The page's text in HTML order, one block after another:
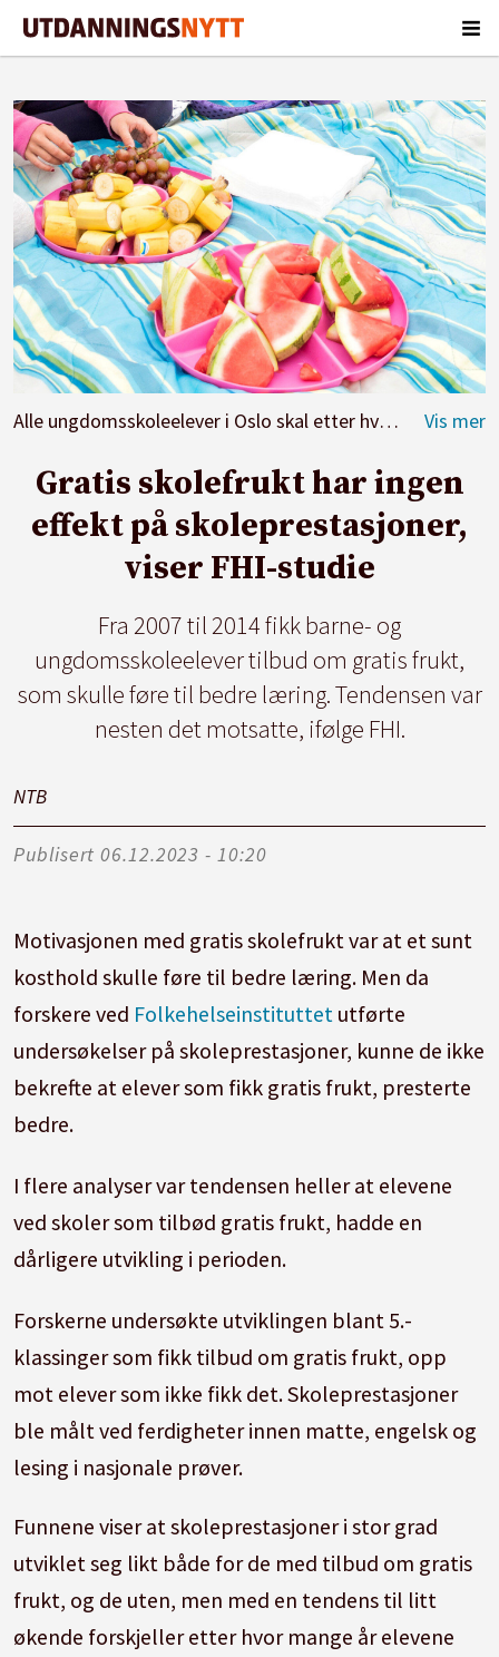
Alle ungdomsskoleelever i Oslo skal etter hvert få tilbud om gratis frukt. Ill. foto: Erik M. Sundt
Gratis skolefrukt har ingen
effekt på skoleprestasjoner,
viser FHI-studie
Fra 2007 til 2014 fikk barne- og
ungdomsskoleelever tilbud om gratis frukt,
som skulle føre til bedre læring. Tendensen var
nesten det motsatte, ifølge FHI.
NTB
Publisert 06.12.2023 - 10:20
Motivasjonen med gratis skolefrukt var at et sunt
kosthold skulle føre til bedre læring. Men da
forskere ved Folkehelseinstituttet utførte
undersøkelser på skoleprestasjoner, kunne de ikke
bekrefte at elever som fikk gratis frukt, presterte
bedre.
I flere analyser var tendensen heller at elevene
ved skoler som tilbød gratis frukt, hadde en
dårligere utvikling i perioden.
Forskerne undersøkte utviklingen blant 5.-
klassinger som fikk tilbud om gratis frukt, opp
mot elever som ikke fikk det. Skoleprestasjoner
ble målt ved ferdigheter innen matte, engelsk og
lesing i nasjonale prøver.
Funnene viser at skoleprestasjoner i stor grad
utviklet seg likt både for de med tilbud om gratis
frukt, og de uten, men med en tendens til litt
økende forskjeller etter hvor mange år elevene